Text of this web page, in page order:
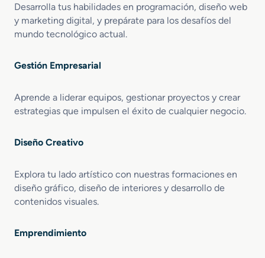
Desarrolla tus habilidades en programación, diseño web
y marketing digital, y prepárate para los desafíos del
mundo tecnológico actual.
Gestión Empresarial
Aprende a liderar equipos, gestionar proyectos y crear
estrategias que impulsen el éxito de cualquier negocio.
Diseño Creativo
Explora tu lado artístico con nuestras formaciones en
diseño gráfico, diseño de interiores y desarrollo de
contenidos visuales.
Emprendimiento